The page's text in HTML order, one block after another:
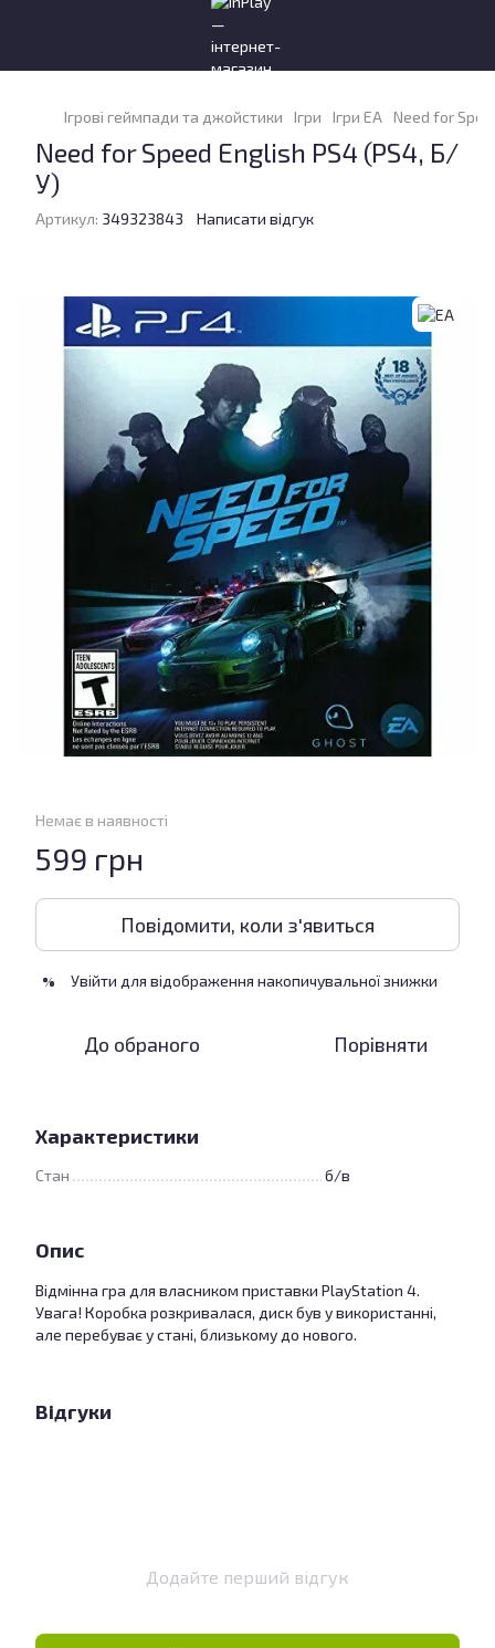
Ігрові геймпади та джойстики Ігри Ігри EA Need for
Need for Speed ​​English PS4 (PS4, Б/
У)
Артикул: 349323843 Написати відгук
Немає в наявності
599 грн
Повідомити, коли з'явиться
% Увійти для відображення накопичувальної знижки
До обраного Порівняти
Характеристики
Стан б/в
Опис
Відмінна гра для власником приставки PlayStation 4.
Увага! Коробка розкривалася, диск був у використанні,
але перебуває у стані, близькому до нового.
Відгуки
Додайте перший відгук